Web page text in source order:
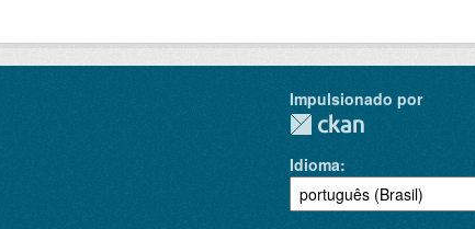
Impulsionado por
Idioma